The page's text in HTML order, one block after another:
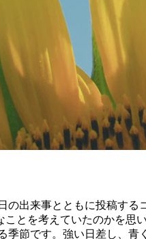
の出来事とともに投稿す
とを考えていたのかを
節です。強い日差し、